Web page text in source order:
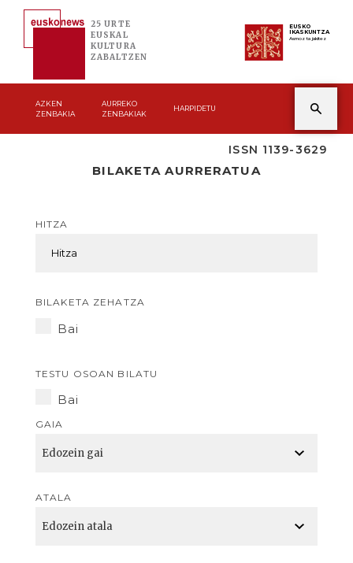
25 URTE
EUSKAL
KULTURA
ZABALTZEN
EUSKO
IKASKUNTZA
Asmoz ta jakitez
AZKEN
ZENBAKIA
AURREKO
ZENBAKIAK
HARPIDETU
ISSN 1139-3629
BILAKETA AURRERATUA
HITZA
BILAKETA ZEHATZA
Bai
TESTU OSOAN BILATU
Bai
GAIA
ATALA